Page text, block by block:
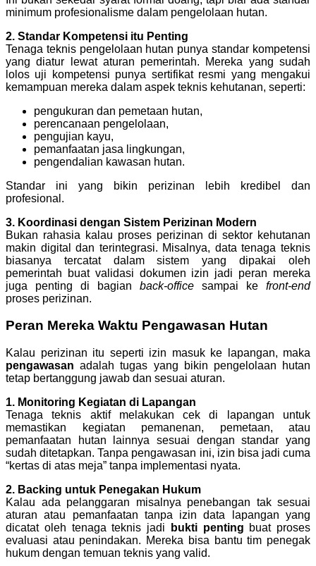
minimum profesionalisme dalam pengelolaan hutan.
2. Standar Kompetensi itu Penting
Tenaga teknis pengelolaan hutan punya standar kompetensi
yang diatur lewat aturan pemerintah. Mereka yang sudah
lolos uji kompetensi punya sertifikat resmi yang mengakui
kemampuan mereka dalam aspek teknis kehutanan, seperti:
pengukuran dan pemetaan hutan,
perencanaan pengelolaan,
pengujian kayu,
pemanfaatan jasa lingkungan,
pengendalian kawasan hutan.
Standar ini yang bikin perizinan lebih kredibel dan
profesional.
3. Koordinasi dengan Sistem Perizinan Modern
Bukan rahasia kalau proses perizinan di sektor kehutanan
makin digital dan terintegrasi. Misalnya, data tenaga teknis
biasanya tercatat dalam sistem yang dipakai oleh
pemerintah buat validasi dokumen izin jadi peran mereka
juga penting di bagian back-office sampai ke front-end
proses perizinan.
Peran Mereka Waktu Pengawasan Hutan
Kalau perizinan itu seperti izin masuk ke lapangan, maka
pengawasan adalah tugas yang bikin pengelolaan hutan
tetap bertanggung jawab dan sesuai aturan.
1. Monitoring Kegiatan di Lapangan
Tenaga teknis aktif melakukan cek di lapangan untuk
memastikan kegiatan pemanenan, pemetaan, atau
pemanfaatan hutan lainnya sesuai dengan standar yang
sudah ditetapkan. Tanpa pengawasan ini, izin bisa jadi cuma
“kertas di atas meja” tanpa implementasi nyata.
2. Backing untuk Penegakan Hukum
Kalau ada pelanggaran misalnya penebangan tak sesuai
aturan atau pemanfaatan tanpa izin data lapangan yang
dicatat oleh tenaga teknis jadi
bukti penting buat proses
evaluasi atau penindakan. Mereka bisa bantu tim penegak
hukum dengan temuan teknis yang valid.